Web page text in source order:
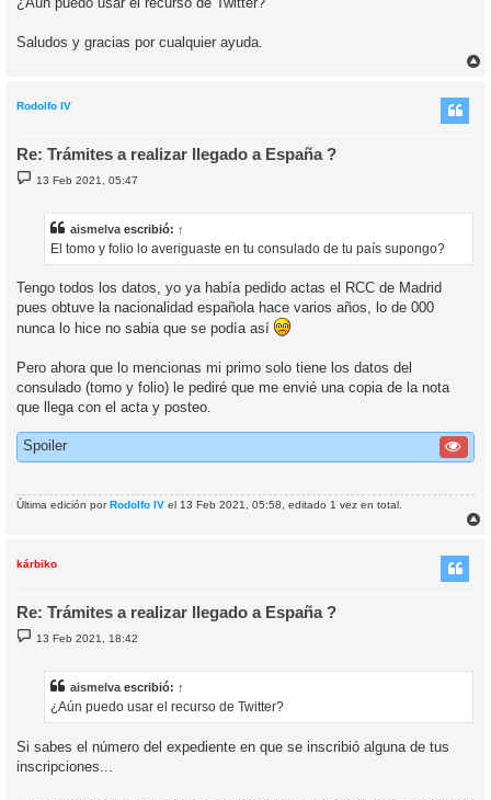
Saludos y gracias por cualquier ayuda.
Rodolfo IV
Re: Trámites a realizar llegado a España ?
M
e
13 Feb 2021, 05:47
aismelva escribió: ↑
El tomo y folio lo averiguaste en tu consulado de tu país supongo?
Tengo todos los datos, yo ya había pedido actas el RCC de Madrid
pues obtuve la nacionalidad española hace varios años, lo de 000
nunca lo hice no sabia que se podía así
Pero ahora que lo mencionas mi primo solo tiene los datos del
consulado (tomo y folio) le pediré que me envié una copia de la nota
que llega con el acta y posteo.
Spoiler
Última edición por Rodolfo IV el 13 Feb 2021, 05:58, editado 1 vez en total.
kárbiko
Re: Trámites a realizar llegado a España ?
M
e
13 Feb 2021, 18:42
aismelva escribió: ↑
¿Aún puedo usar el recurso de Twitter?
Si sabes el número del expediente en que se inscribió alguna de tus
inscripciones...